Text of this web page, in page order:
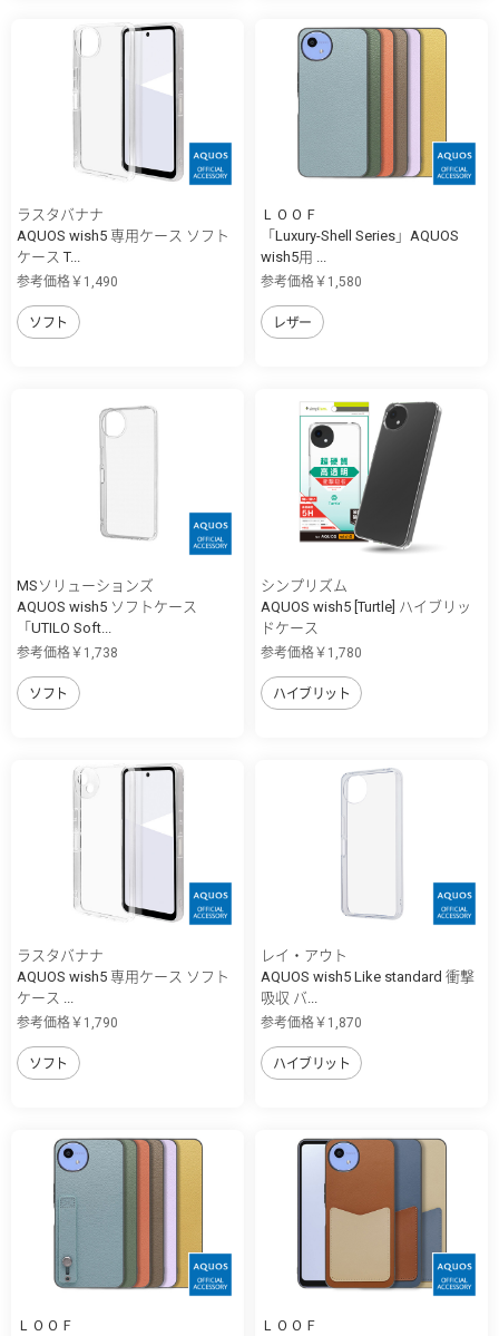
ラスタバナナ
AQUOS wish5 専用ケース ソフト
ケース T...
参考価格￥1,490
ソフト
ＬＯＯＦ
「Luxury-Shell Series」AQUOS
wish5用 ...
参考価格￥1,580
レザー
MSソリューションズ
AQUOS wish5 ソフトケース
「UTILO Soft...
参考価格￥1,738
ソフト
シンプリズム
AQUOS wish5 [Turtle] ハイブリッ
ドケース
参考価格￥1,780
ハイブリット
ラスタバナナ
AQUOS wish5 専用ケース ソフト
ケース ...
参考価格￥1,790
ソフト
レイ・アウト
AQUOS wish5 Like standard 衝撃
吸収 バ...
参考価格￥1,870
ハイブリット
ＬＯＯＦ
ＬＯＯＦ